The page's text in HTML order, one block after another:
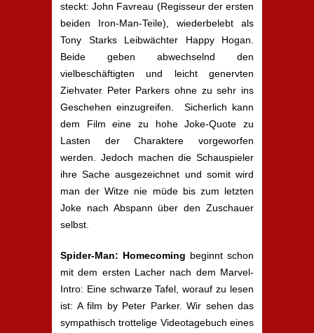
steckt: John Favreau (Regisseur der ersten
beiden Iron-Man-Teile), wiederbelebt als
Tony Starks Leibwächter Happy Hogan.
Beide geben abwechselnd den
vielbeschäftigten und leicht genervten
Ziehvater Peter Parkers ohne zu sehr ins
Geschehen einzugreifen. Sicherlich kann
dem Film eine zu hohe Joke-Quote zu
Lasten der Charaktere vorgeworfen
werden. Jedoch machen die Schauspieler
ihre Sache ausgezeichnet und somit wird
man der Witze nie müde bis zum letzten
Joke nach Abspann über den Zuschauer
selbst.
Spider-Man: Homecoming beginnt schon
mit dem ersten Lacher nach dem Marvel-
Intro: Eine schwarze Tafel, worauf zu lesen
ist: A film by Peter Parker. Wir sehen das
sympathisch trottelige Videotagebuch eines